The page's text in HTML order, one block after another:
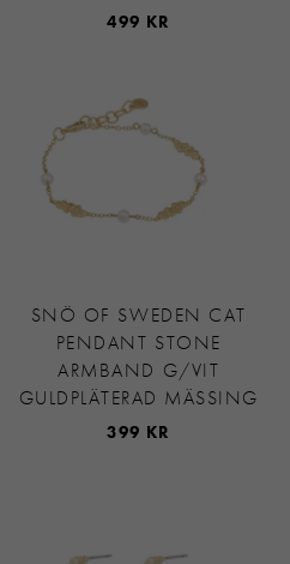
499 KR
SNÖ OF SWEDEN CAT
PENDANT STONE
ARMBAND G/VIT
GULDPLÄTERAD MÄSSING
399 KR